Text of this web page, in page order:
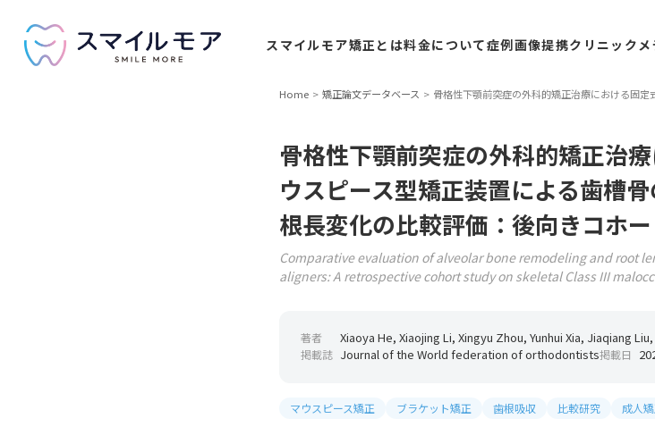
スマイルモア矯正とは料金について症例画像提携クリニック
Home 矯正論文データベース 骨格性下顎前突症の外科的矯正治療における固
骨格性下顎前突症の外科的矯正治
ウスピース型矯正装置による歯槽
根長変化の比較評価：後向きコホ
Comparative evaluation of alveolar bone remodeling and root
aligners: A retrospective cohort study on skeletal Class III
著者 Xiaoya He, Xiaojing Li, Xingyu Zhou, Yunhui Xia, Jiaqiang
掲載誌 Journal of the World federation of orthodontists掲載日
マウスピース矯正 ブラケット矯正 歯根吸収 比較研究 成人